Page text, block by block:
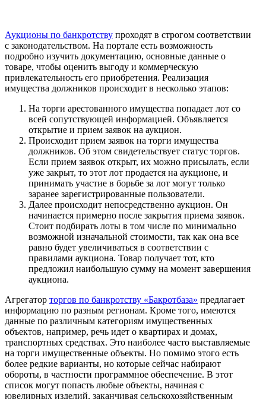
Аукционы по банкротству проходят в строгом соответствии
с законодательством. На портале есть возможность
подробно изучить документацию, основные данные о
товаре, чтобы оценить выгоду и коммерческую
привлекательность его приобретения. Реализация
имущества должников происходит в несколько этапов:
На торги арестованного имущества попадает лот со
всей сопутствующей информацией. Объявляется
открытие и прием заявок на аукцион.
Происходит прием заявок на торги имущества
должников. Об этом свидетельствует статус торгов.
Если прием заявок открыт, их можно присылать, если
уже закрыт, то этот лот продается на аукционе, и
принимать участие в борьбе за лот могут только
заранее зарегистрированные пользователи.
Далее происходит непосредственно аукцион. Он
начинается примерно после закрытия приема заявок.
Стоит подбирать лоты в том числе по минимально
возможной изначальной стоимости, так как она все
равно будет увеличиваться в соответствии с
правилами аукциона. Товар получает тот, кто
предложил наибольшую сумму на момент завершения
аукциона.
Агрегатор торгов по банкротству «Бакротбаза» предлагает
информацию по разным регионам. Кроме того, имеются
данные по различным категориям имущественных
объектов, например, речь идет о квартирах и домах,
транспортных средствах. Это наиболее часто выставляемые
на торги имущественные объекты. Но помимо этого есть
более редкие варианты, но которые сейчас набирают
обороты, в частности программное обеспечение. В этот
список могут попасть любые объекты, начиная с
ювелирных изделий, заканчивая сельскохозяйственным